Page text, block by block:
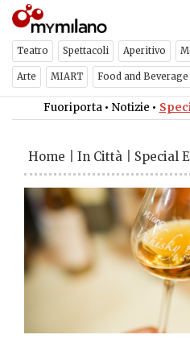
Teatro Spettacoli Aperitivo
Arte MIART Food and Beverage
Fuoriporta • Notizie •
Home In Città Special